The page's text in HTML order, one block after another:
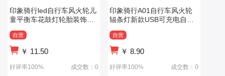
印象骑行led自行车风火轮儿
童平衡车花鼓灯轮胎装饰灯
自营
￥ 11.50
好评率100% 成交数：0
印象骑行A01自行车风火轮
辐条灯新款USB可充电自行
自营
￥8.90
好评率100% 成交数：0